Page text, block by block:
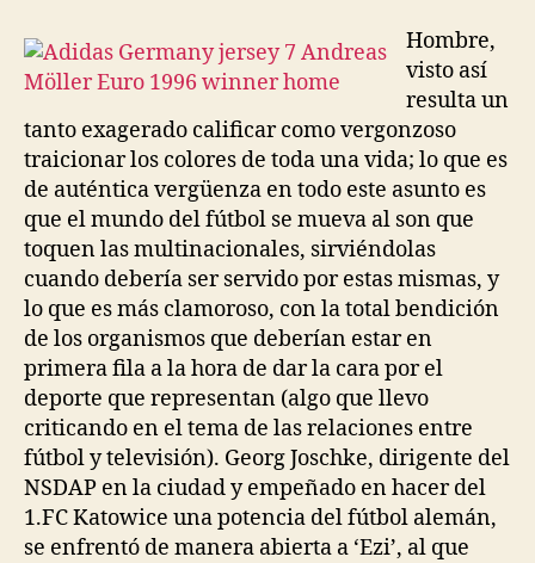
Hombre,
visto así
resulta un
tanto exagerado calificar como vergonzoso
traicionar los colores de toda una vida; lo que es
de auténtica vergüenza en todo este asunto es
que el mundo del fútbol se mueva al son que
toquen las multinacionales, sirviéndolas
cuando debería ser servido por estas mismas, y
lo que es más clamoroso, con la total bendición
de los organismos que deberían estar en
primera fila a la hora de dar la cara por el
deporte que representan (algo que llevo
criticando en el tema de las relaciones entre
fútbol y televisión). Georg Joschke, dirigente del
NSDAP en la ciudad y empeñado en hacer del
1.FC Katowice una potencia del fútbol alemán,
se enfrentó de manera abierta a ‘Ezi’, al que